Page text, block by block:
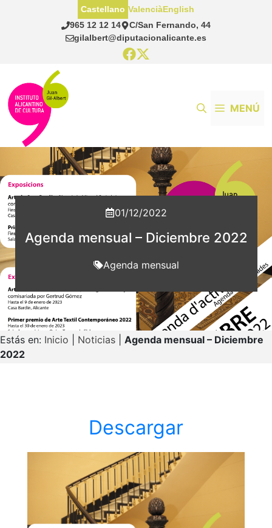
965 12 12 14
C/San Fernando, 44
gilalbert@diputacionalicante.es
Castellano ValenciàEnglish
MENÚ
01/12/2022
Agenda mensual – Diciembre 2022
Agenda mensual
Estás en: Inicio Noticias
Agenda mensual – Diciembre
2022
Descargar